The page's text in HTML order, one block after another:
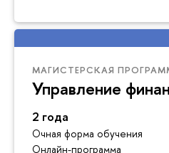
МАГИСТЕРСКАЯ
Управление
2 года
Очная форма обучения
Онлайн-программа